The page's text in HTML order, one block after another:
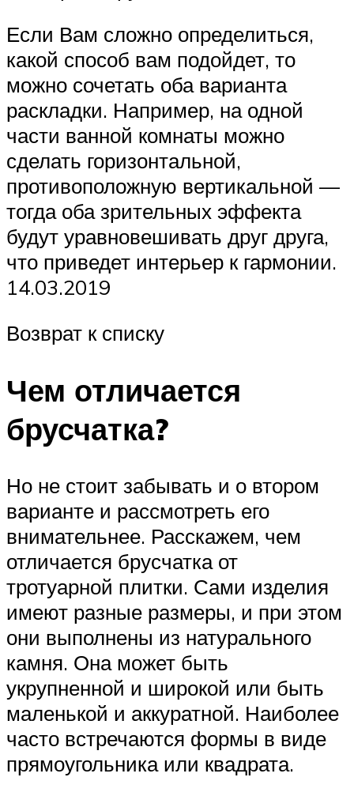
Если Вам сложно определиться,
какой способ вам подойдет, то
можно сочетать оба варианта
раскладки. Например, на одной
части ванной комнаты можно
сделать горизонтальной,
противоположную вертикальной —
тогда оба зрительных эффекта
будут уравновешивать друг друга,
что приведет интерьер к гармонии.
14.03.2019
Возврат к списку
Чем отличается
брусчатка?
Но не стоит забывать и о втором
варианте и рассмотреть его
внимательнее. Расскажем, чем
отличается брусчатка от
тротуарной плитки. Сами изделия
имеют разные размеры, и при этом
они выполнены из натурального
камня. Она может быть
укрупненной и широкой или быть
маленькой и аккуратной. Наиболее
часто встречаются формы в виде
прямоугольника или квадрата.